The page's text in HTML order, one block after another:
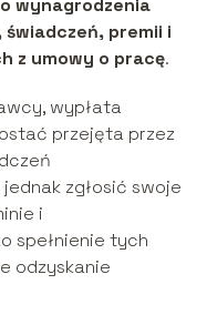
wynagrodzenia
premii i
z umowy o pracę.
wypłata
przejęta przez
zgłosić swoje
i
spełnienie tych
odzyskanie